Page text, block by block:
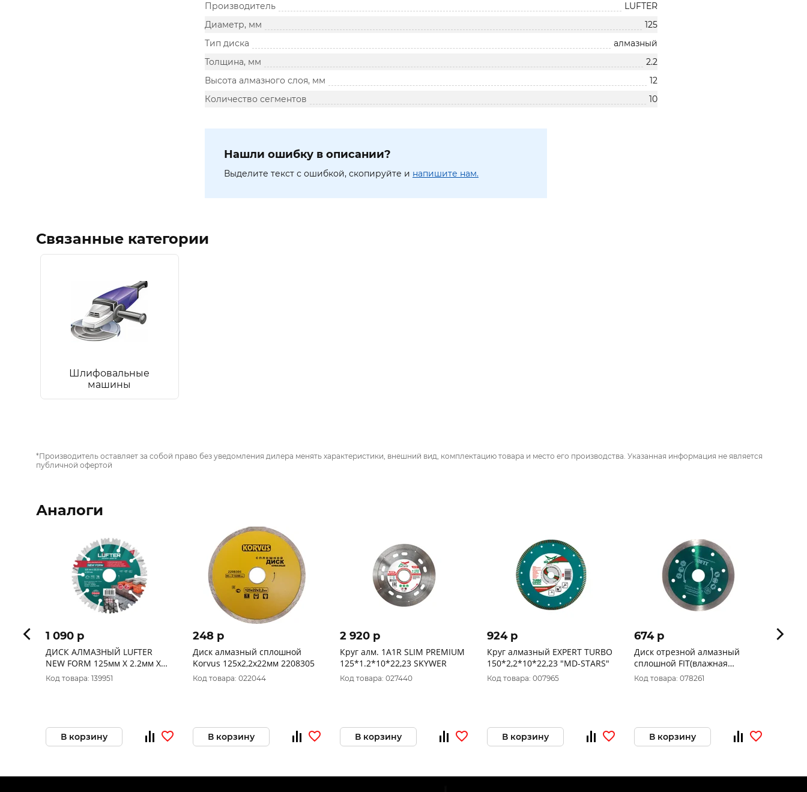
Производитель
LUFTER
Диаметр, мм
125
Тип диска
алмазный
Толщина, мм
2.2
Высота алмазного слоя, мм
12
Количество сегментов
10
Нашли ошибку в описании?
Выделите текст с ошибкой, скопируйте и напишите нам.
Связанные категории
Шлифовальные
машины
*Производитель оставляет за собой право без уведомления дилера менять характеристики, внешний вид, комплектацию товара и место его производства. Указанная информация не является
публичной офертой
Аналоги
1 090 p
ДИСК АЛМАЗНЫЙ LUFTER
NEW FORM 125мм X 2.2мм Х
11мм СЕГМЕНТ ПО ГРАНИТУ,
ТРОТУАРНОЙ ПЛИТКЕ,
Код товара: 139951
В корзину
248 p
Диск алмазный сплошной
Korvus 125х2,2х22мм 2208305
Код товара: 022044
В корзину
2 920 p
Круг алм. 1A1R SLIM PREMIUM
125*1.2*10*22,23 SKYWER
Код товара: 027440
В корзину
924 p
Круг алмазный EXPERT TURBO
150*2,2*10*22,23 "MD-STARS"
Код товара: 007965
В корзину
674 p
Диск отрезной алмазный
сплошной FIT(влажная
резка),для кафеля и
керамогранита125х1,5х10х22,2
Код товара: 078261
В корзину
617